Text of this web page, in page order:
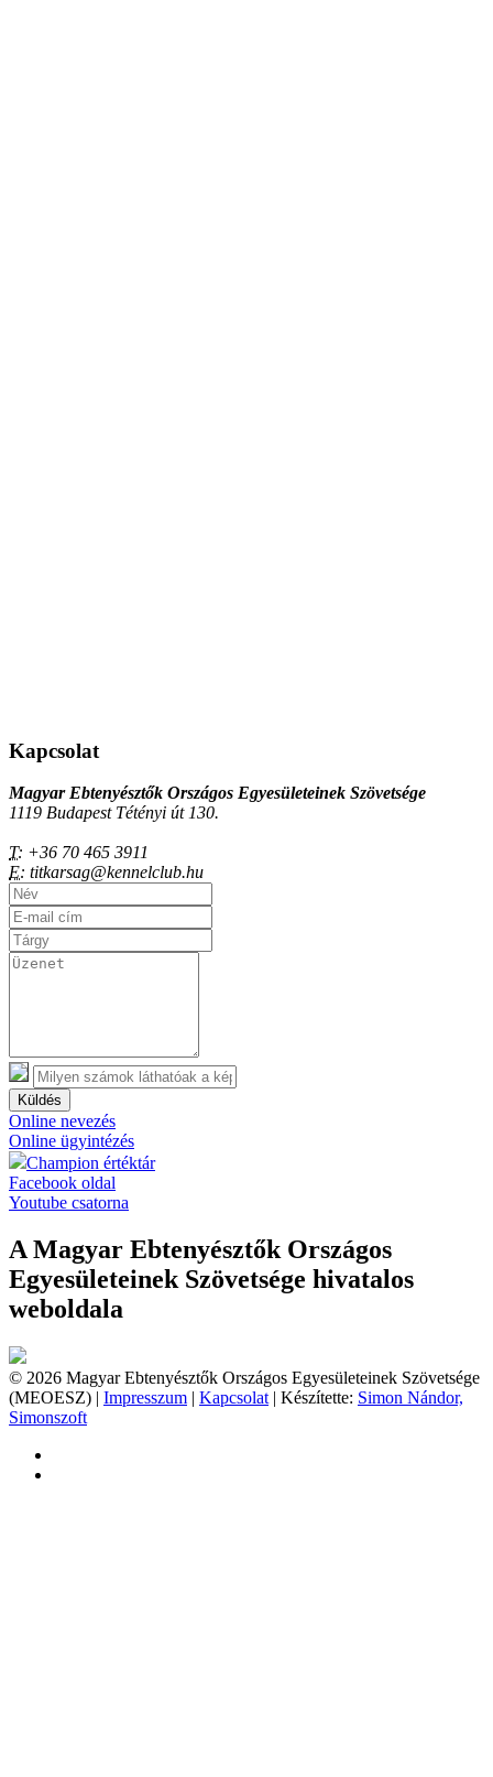
Kapcsolat
Magyar Ebtenyésztők Országos Egyesületeinek Szövetsége
1119 Budapest Tétényi út 130.
T: +36 70 465 3911
E: titkarsag@kennelclub.hu
Küldés
Online nevezés
Online ügyintézés
Champion értéktár
Facebook oldal
Youtube csatorna
A Magyar Ebtenyésztők Országos
Egyesületeinek Szövetsége hivatalos
weboldala
© 2026 Magyar Ebtenyésztők Országos Egyesületeinek Szövetsége
(MEOESZ) | Impresszum | Kapcsolat | Készítette: Simon Nándor,
Simonszoft